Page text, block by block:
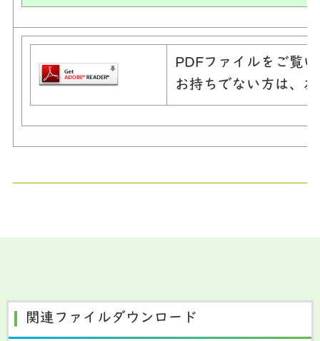
PDFファイルをご覧
お持ちでない方は、
関連ファイルダウンロード